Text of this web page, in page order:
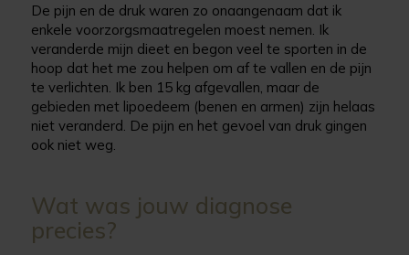
De pijn en de druk waren zo onaangenaam dat ik
enkele voorzorgsmaatregelen moest nemen. Ik
veranderde mijn dieet en begon veel te sporten in de
hoop dat het me zou helpen om af te vallen en de pijn
te verlichten. Ik ben 15 kg afgevallen, maar de
gebieden met lipoedeem (benen en armen) zijn helaas
niet veranderd. De pijn en het gevoel van druk gingen
ook niet weg.
Wat was jouw diagnose
precies?